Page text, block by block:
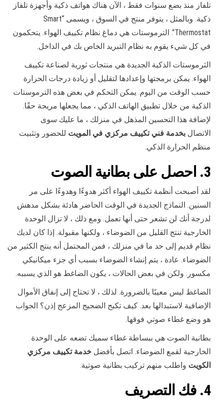
تلفاز منذ بضع سنوات فقط ، الآن هناك هواتف ذكية وأجهزة تلفاز
ذكية. وبالمثل ، يتوفر منتج في السوق ، ويسمى “Smart
Thermostat”. الترموستات هي دماغ نظام تكييف الهواء. يتحكمون
في كل شيء يقوم به نظام التبريد الخاص بك في الداخل.
الثرموستات الذكية الجديدة هي منتجات ثورية لصناعة تكييف
الهواء. يمكن برمجتها وإعدادها لتقليل أو زيادة درجات الحرارة
حسب الوقت من اليوم. يمكن التحكم في بعض هذه الترموستات
الذكية من خلال تطبيق الهاتف الذكي ، مما يجعلها مريحة حقًا.
لإضافة هذا التحسين المذهل في منزلك ، ما عليك سوى
الاتصال بخدمة فني تكييف مركزي في المويت للحضور وتثبيت
منظم الحرارة الذكي.
3. احصل على بطانية الصوت
لقد أصبحت أنظمة تكييف الهواء أكثر هدوءًا وهدوءًا على مر
السنين. النماذج الجديدة في الوقت الحاضر هادئة بشكل مدهش
لدرجة أنك لن تشعر حتى أنها تعمل. ومع ذلك ، لا تزال الوحدة
الخارجية تنتج القليل من الضوضاء ، ولكنها مقبولة. إذا كان لديك
نظام قديم إلى حد ما في منزلك ، فمن المحتمل أنه ينتج الكثير من
الضوضاء. عادة ، يتم إنشاء الضوضاء بسبب أي جزء ميكانيكي
مكسور. ولكن في بعض الحالات ، يكون الضاغط هو الذي يسببه.
الضاغط ليس معيبًا بالضرورة. لذلك ، لا تحتاج إلى إنفاق الأموال
الإضافية لاستبدالها بعد. كيف تكبح الضجيج المزعج إذن؟ الجواب
هو وضع غطاء صوتي فوقها.
بطانية الصوت هي ببساطة غطاء سميك تضعه على الوحدة
الخارجية لقمع الضوضاء. اتصل بأفضل خدمة تكييف مركزي
الكويت واطلب منهم تركيب بطانية صوتية.
4. فك التصريف